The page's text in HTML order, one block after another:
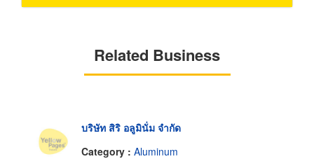
Related Business
บริษัท สิริ อลูมินั่ม จำกัด
Category : Aluminum